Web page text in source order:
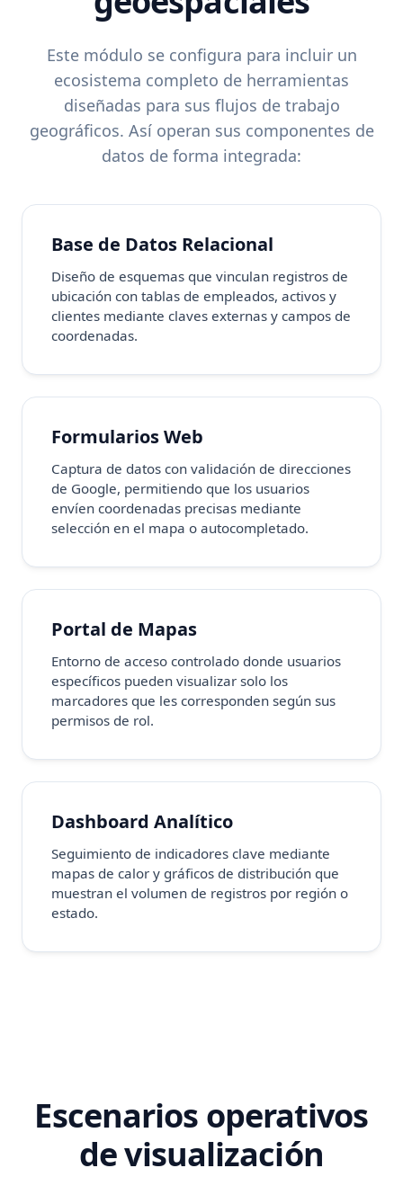
Este módulo se configura para incluir un
ecosistema completo de herramientas
diseñadas para sus flujos de trabajo
geográficos. Así operan sus componentes de
datos de forma integrada:
Base de Datos Relacional
Diseño de esquemas que vinculan registros de
ubicación con tablas de empleados, activos y
clientes mediante claves externas y campos de
coordenadas.
Formularios Web
Captura de datos con validación de direcciones
de Google, permitiendo que los usuarios
envíen coordenadas precisas mediante
selección en el mapa o autocompletado.
Portal de Mapas
Entorno de acceso controlado donde usuarios
específicos pueden visualizar solo los
marcadores que les corresponden según sus
permisos de rol.
Dashboard Analítico
Seguimiento de indicadores clave mediante
mapas de calor y gráficos de distribución que
muestran el volumen de registros por región o
estado.
Escenarios operativos
de visualización